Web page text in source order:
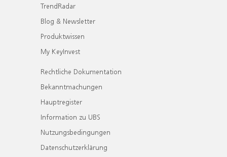
TrendRadar
Blog & Newsletter
Produktwissen
My KeyInvest
Rechtliche Dokumentation
Bekanntmachungen
Hauptregister
Information zu UBS
Nutzungsbedingungen
Datenschutzerklärung